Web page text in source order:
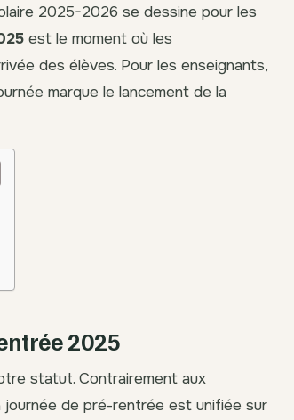
2025-2026 se dessine pour les
est le moment où les
des élèves. Pour les enseignants,
marque le lancement de la
2025
statut. Contrairement aux
journée de pré-rentrée est unifiée sur